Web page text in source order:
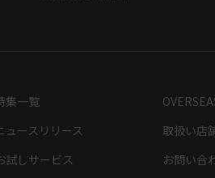
集一覧
ュースリリース
試しサービス
取扱い店
お問い合